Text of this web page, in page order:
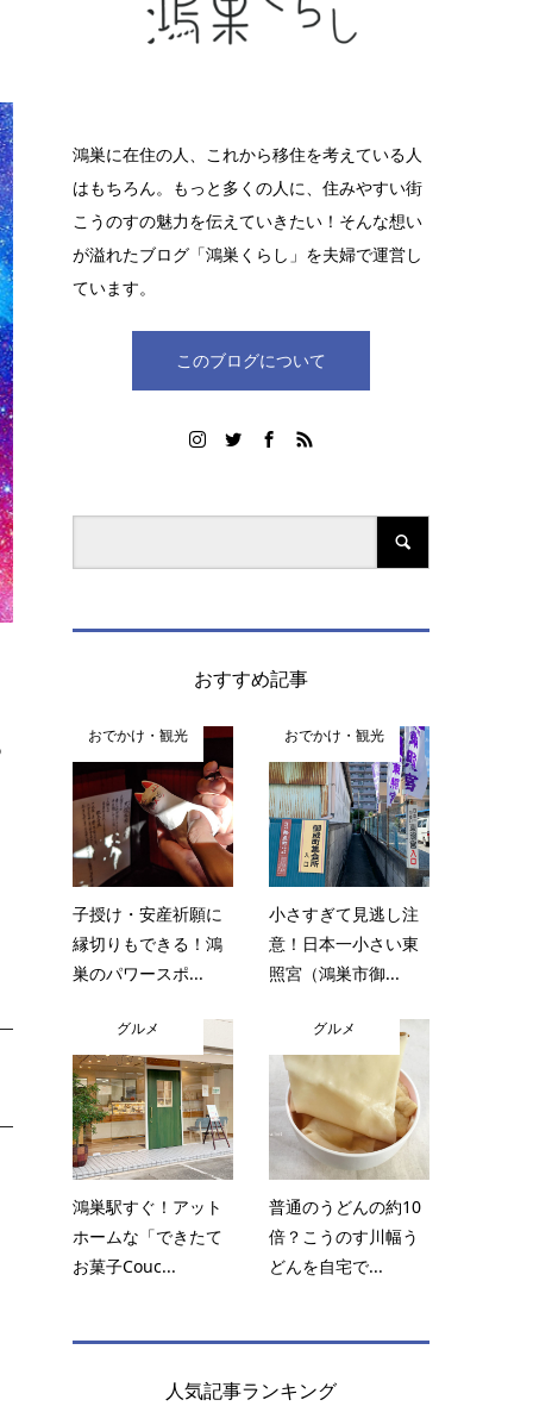
鴻巣に在住の人、これから移住を考えている人
はもちろん。もっと多くの人に、住みやすい街
こうのすの魅力を伝えていきたい！そんな想い
が溢れたブログ「鴻巣くらし」を夫婦で運営し
ています。
このブログについて
おすすめ記事
おでかけ・観光
子授け・安産祈願に
縁切りもできる！鴻
巣のパワースポ...
おでかけ・観光
小さすぎて見逃し注
意！日本一小さい東
照宮（鴻巣市御...
グルメ
鴻巣駅すぐ！アット
ホームな「できたて
お菓子Couc...
グルメ
普通のうどんの約10
倍？こうのす川幅う
どんを自宅で...
人気記事ランキング